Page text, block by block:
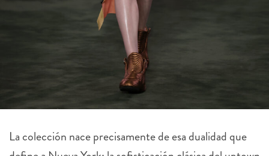
La colección nace precisamente de esa dualidad que